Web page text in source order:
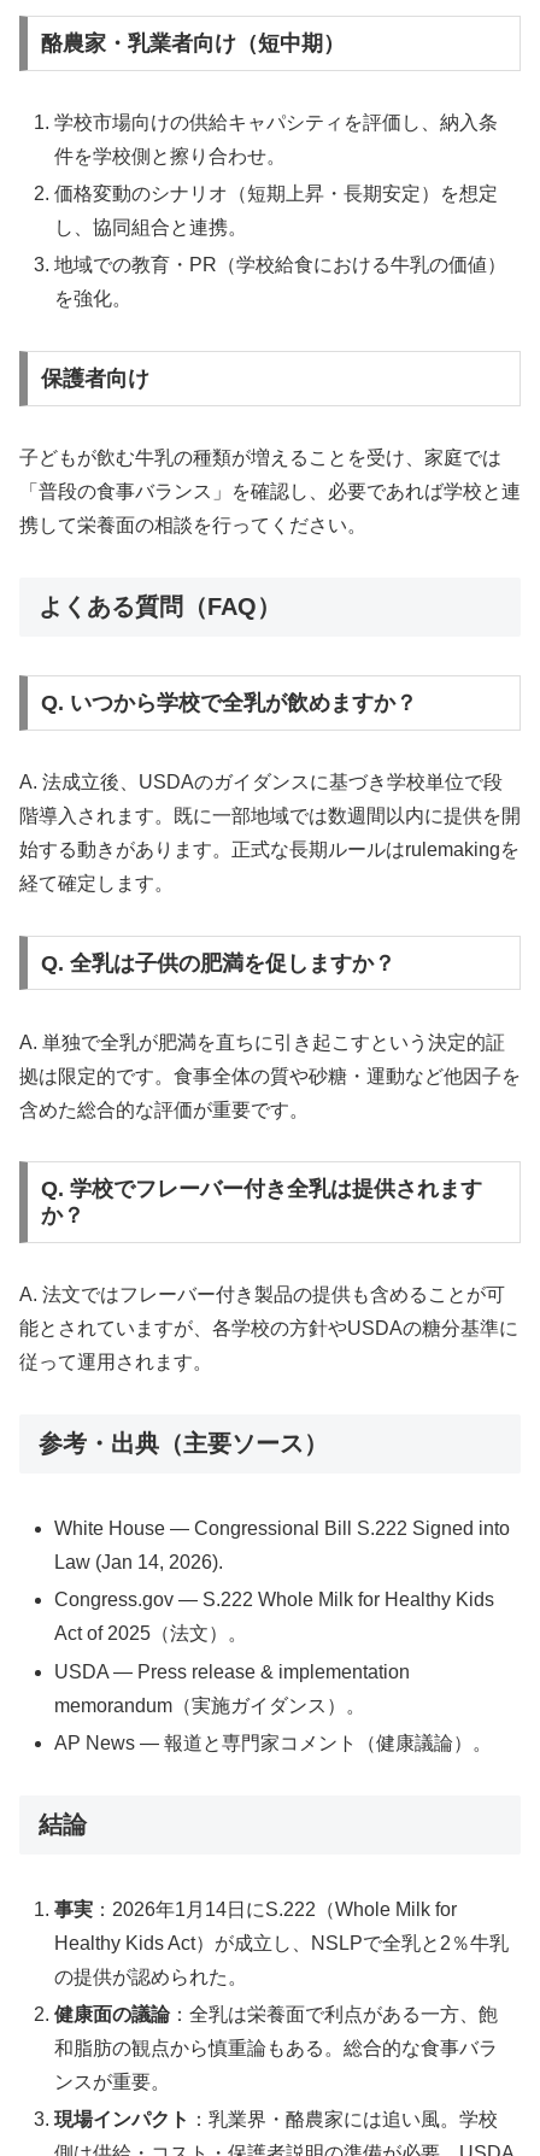
酪農家・乳業者向け（短中期）
学校市場向けの供給キャパシティを評価し、納入条
件を学校側と擦り合わせ。
価格変動のシナリオ（短期上昇・長期安定）を想定
し、協同組合と連携。
地域での教育・PR（学校給食における牛乳の価値）
を強化。
保護者向け
子どもが飲む牛乳の種類が増えることを受け、家庭では
「普段の食事バランス」を確認し、必要であれば学校と連
携して栄養面の相談を行ってください。
よくある質問（FAQ）
Q. いつから学校で全乳が飲めますか？
A. 法成立後、USDAのガイダンスに基づき学校単位で段
階導入されます。既に一部地域では数週間以内に提供を開
始する動きがあります。正式な長期ルールはrulemakingを
経て確定します。
Q. 全乳は子供の肥満を促しますか？
A. 単独で全乳が肥満を直ちに引き起こすという決定的証
拠は限定的です。食事全体の質や砂糖・運動など他因子を
含めた総合的な評価が重要です。
Q. 学校でフレーバー付き全乳は提供されます
か？
A. 法文ではフレーバー付き製品の提供も含めることが可
能とされていますが、各学校の方針やUSDAの糖分基準に
従って運用されます。
参考・出典（主要ソース）
White House — Congressional Bill S.222 Signed into
Law (Jan 14, 2026).
Congress.gov — S.222 Whole Milk for Healthy Kids
Act of 2025（法文）。
USDA — Press release & implementation
memorandum（実施ガイダンス）。
AP News — 報道と専門家コメント（健康議論）。
結論
事実 ：2026年1月14日にS.222（Whole Milk for
Healthy Kids Act）が成立し、NSLPで全乳と2％牛乳
の提供が認められた。
健康面の議論：全乳は栄養面で利点がある一方、飽
和脂肪の観点から慎重論もある。総合的な食事バラ
ンスが重要。
現場インパクト ：乳業界・酪農家には追い風。学校